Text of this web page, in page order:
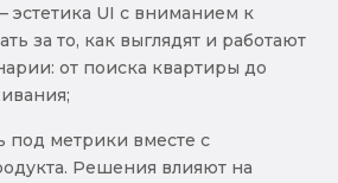
эстетика UI с вниманием к
за то, как выглядят и работают
от поиска квартиры до
под метрики вместе с
Решения влияют на